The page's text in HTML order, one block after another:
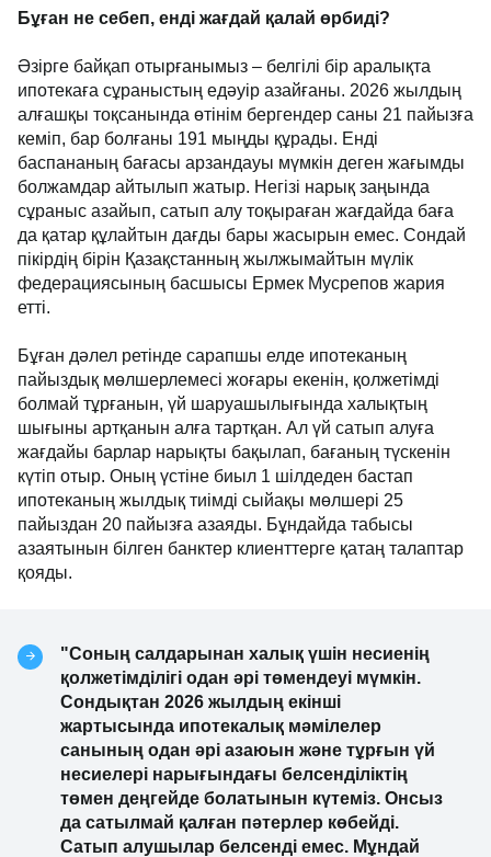
Бұған не себеп, енді жағдай қалай өрбиді?
Әзірге байқап отырғанымыз – белгілі бір аралықта
ипотекаға сұраныстың едәуір азайғаны. 2026 жылдың
алғашқы тоқсанында өтінім бергендер саны 21 пайызға
кеміп, бар болғаны 191 мыңды құрады. Енді
баспананың бағасы арзандауы мүмкін деген жағымды
болжамдар айтылып жатыр. Негізі нарық заңында
сұраныс азайып, сатып алу тоқыраған жағдайда баға
да қатар құлайтын дағды бары жасырын емес. Сондай
пікірдің бірін Қазақстанның жылжымайтын мүлік
федерациясының басшысы Ермек Мусрепов жария
етті.
Бұған дәлел ретінде сарапшы елде ипотеканың
пайыздық мөлшерлемесі жоғары екенін, қолжетімді
болмай тұрғанын, үй шаруашылығында халықтың
шығыны артқанын алға тартқан. Ал үй сатып алуға
жағдайы барлар нарықты бақылап, бағаның түскенін
күтіп отыр. Оның үстіне биыл 1 шілдеден бастап
ипотеканың жылдық тиімді сыйақы мөлшері 25
пайыздан 20 пайызға азаяды. Бұндайда табысы
азаятынын білген банктер клиенттерге қатаң талаптар
қояды.
"Соның салдарынан халық үшін несиенің
қолжетімділігі одан әрі төмендеуі мүмкін.
Сондықтан 2026 жылдың екінші
жартысында ипотекалық мәмілелер
санының одан әрі азаюын және тұрғын үй
несиелері нарығындағы белсенділіктің
төмен деңгейде болатынын күтеміз. Онсыз
да сатылмай қалған пәтерлер көбейді.
Сатып алушылар белсенді емес. Мұндай